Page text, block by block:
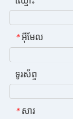
* អ៊ីមែល
ទូរស័ព្ទ
* សារ